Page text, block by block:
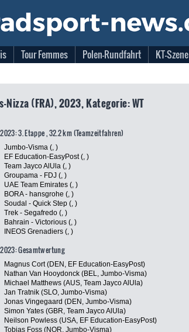
Tour Femmes Polen-Rundfahrt KT-Szene
Nizza (FRA), 2023, Kategorie: WT
3. Etappe , 32.2 km (Teamzeitfahren)
Jumbo-Visma (, )
EF Education-EasyPost (, )
Team Jayco AlUla (, )
Groupama - FDJ (, )
UAE Team Emirates (, )
BORA - hansgrohe (, )
Soudal - Quick Step (, )
Trek - Segafredo (, )
Bahrain - Victorious (, )
INEOS Grenadiers (, )
Gesamtwertung
Magnus Cort (DEN, EF Education-EasyPost)
Nathan Van Hooydonck (BEL, Jumbo-Visma)
Michael Matthews (AUS, Team Jayco AlUla)
Jan Tratnik (SLO, Jumbo-Visma)
Jonas Vingegaard (DEN, Jumbo-Visma)
Simon Yates (GBR, Team Jayco AlUla)
Neilson Powless (USA, EF Education-EasyPost)
Tobias Foss (NOR, Jumbo-Visma)